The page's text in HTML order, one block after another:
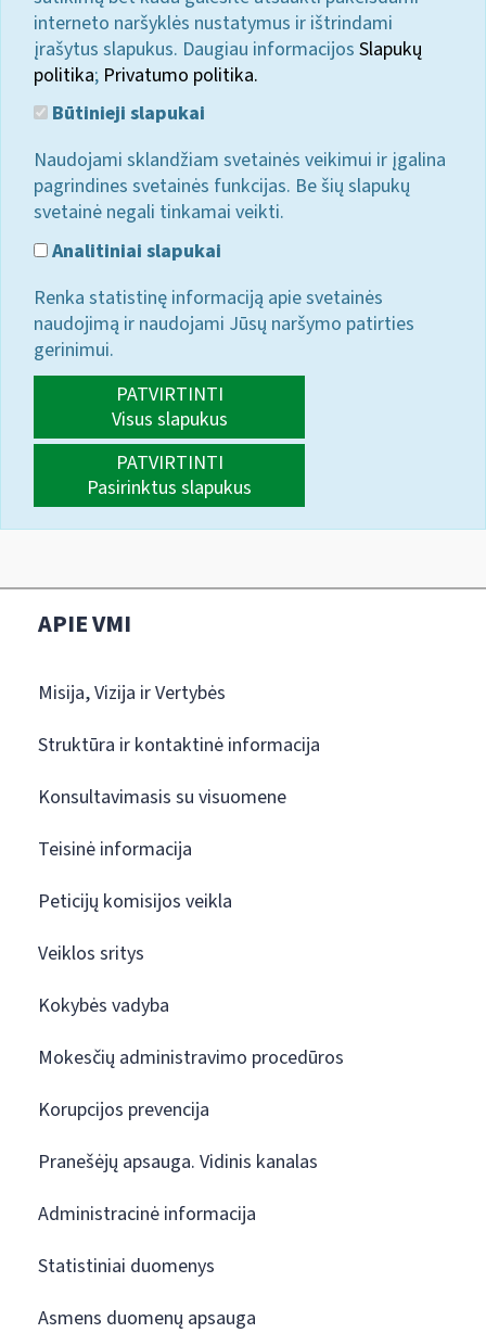
interneto naršyklės nustatymus ir ištrindami
įrašytus slapukus. Daugiau informacijos Slapukų
politika; Privatumo politika.
Būtinieji slapukai
Naudojami sklandžiam svetainės veikimui ir įgalina
pagrindines svetainės funkcijas. Be šių slapukų
svetainė negali tinkamai veikti.
Analitiniai slapukai
Renka statistinę informaciją apie svetainės
naudojimą ir naudojami Jūsų naršymo patirties
gerinimui.
PATVIRTINTI
Visus slapukus
PATVIRTINTI
Pasirinktus slapukus
APIE VMI
Misija, Vizija ir Vertybės
Struktūra ir kontaktinė informacija
Konsultavimasis su visuomene
Teisinė informacija
Peticijų komisijos veikla
Veiklos sritys
Kokybės vadyba
Mokesčių administravimo procedūros
Korupcijos prevencija
Pranešėjų apsauga. Vidinis kanalas
Administracinė informacija
Statistiniai duomenys
Asmens duomenų apsauga